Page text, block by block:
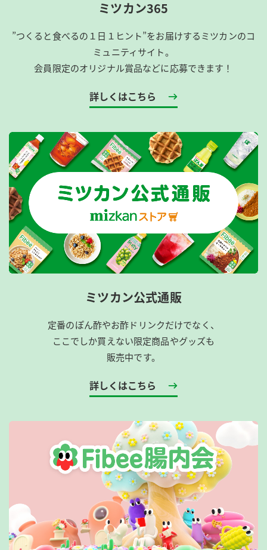
ミツカン365
”つくると食べるの１日１ヒント”をお届けするミツカンのコ
ミュニティサイト。
会員限定のオリジナル賞品などに応募できます！
詳しくはこちら
ミツカン公式通販
定番のぽん酢やお酢ドリンクだけでなく、
ここでしか買えない限定商品やグッズも
販売中です。
詳しくはこちら